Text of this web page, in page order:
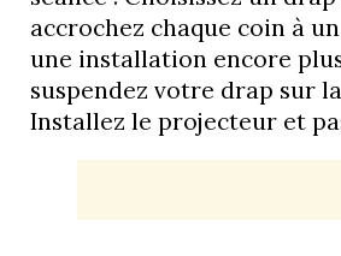
accrochez chaque coin à
une installation encore
suspendez votre drap sur
Installez le projecteur et